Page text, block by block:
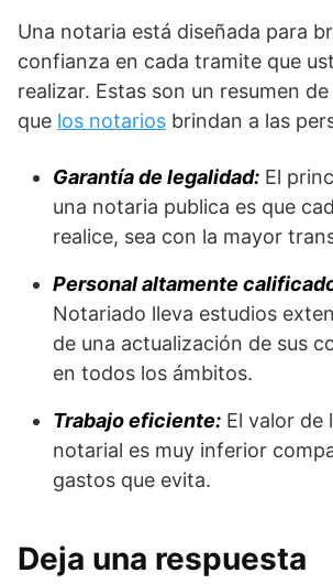
Una notaria está diseñada para
confianza en cada tramite que
realizar. Estas son un resumen
que los notarios brindan a las
Garantía de legalidad: El
una notaria publica es que
realice, sea con la mayor
Personal altamente
Notariado lleva estudios
de una actualización de sus
en todos los ámbitos.
Trabajo eficiente: El valor de
notarial es muy inferior
gastos que evita.
Deja una respuesta